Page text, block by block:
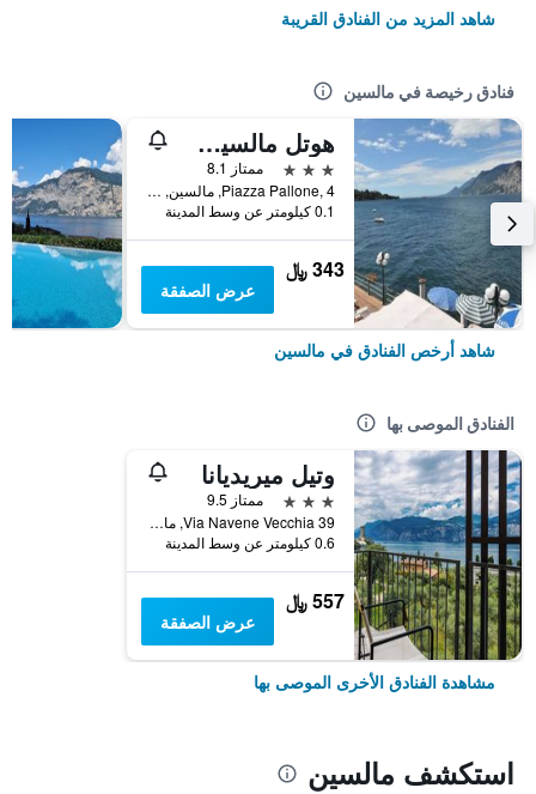
شاهد المزيد من الفنادق القريبة
فنادق رخيصة في مالسين
هوتل مالسيساين
3 نجوم
ممتاز 8.1
Piazza Pallone, 4, مالسين, فينيتو, إيطاليا
0.1 كيلومتر عن وسط المدينة
343 ﷼
عرض الصفقة
شاهد أرخص الفنادق في مالسين
الفنادق الموصى بها
وتيل ميريديانا
3 نجوم
ممتاز 9.5
Via Navene Vecchia 39, مالسين, فينيتو, إيطاليا
0.6 كيلومتر عن وسط المدينة
557 ﷼
عرض الصفقة
مشاهدة الفنادق الأخرى الموصى بها
استكشف مالسين